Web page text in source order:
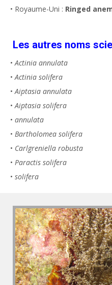
• Royaume-Uni : Ringed
Les autres noms
• Actinia annulata
• Actinia solifera
• Aiptasia annulata
• Aiptasia solifera
• annulata
• Bartholomea solifera
• Carlgreniella robusta
• Paractis solifera
• solifera